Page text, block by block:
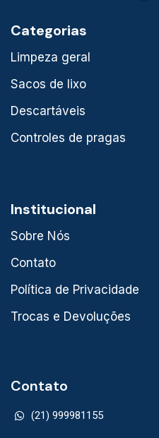
Categorias
Limpeza geral
Sacos de lixo
Descartáveis
Controles de pragas
Institucional
Sobre Nós
Contato
Política de Privacidade
Trocas e Devoluções
Contato
(21) 999981155